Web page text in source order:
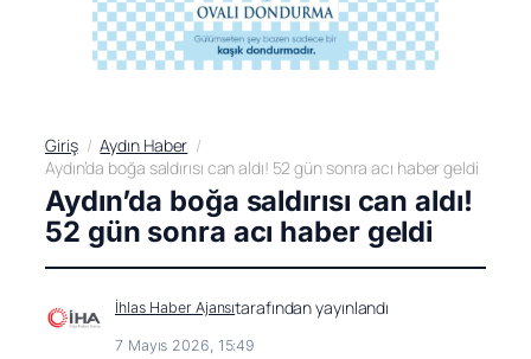
Giriş
Aydın Haber
Aydın’da boğa saldırısı can aldı! 52 gün sonra acı haber geldi
Aydın’da boğa saldırısı can aldı!
52 gün sonra acı haber geldi
İhlas Haber Ajansıtarafından yayınlandı
7 Mayıs 2026, 15:49